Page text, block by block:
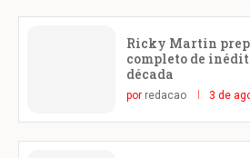
Ricky Martin
completo de
década
por redacao 3 de